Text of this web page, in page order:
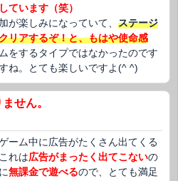
ています（笑）
が楽しみになっていて、 ステージ
リアするぞ！と、もはや使命感
をするタイプではなかったのです
ね。とても楽しいですよ(^ ^)
せん。
ーム中に広告がたくさん出てくる
れは広告がまったく出てこないの
無課金で遊べるので、とても満足